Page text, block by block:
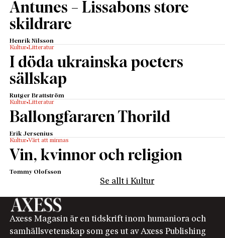
Antunes – Lissabons store
skildrare
Henrik Nilsson
Kultur Litteratur
I döda ukrainska poeters
sällskap
Rutger Brattström
Kultur Litteratur
Ballongfararen Thorild
Erik Jersenius
Kultur Värt att minnas
Vin, kvinnor och religion
Tommy Olofsson
Se allt i Kultur
Axess Magasin är en tidskrift inom humaniora och
samhällsvetenskap som ges ut av Axess Publishing